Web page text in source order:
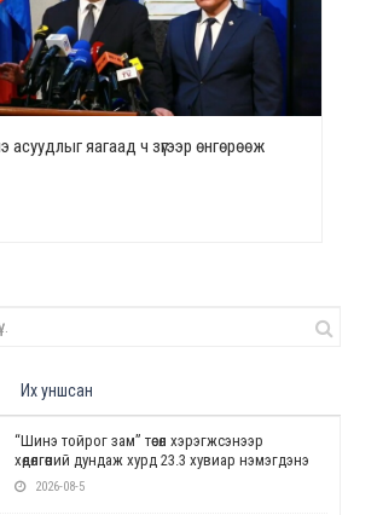
асуудлыг яагаад ч зүгээр өнгөрөөж
Их уншсан
“Шинэ тойрог зам” төсөл хэрэгжсэнээр
хөдөлгөөний дундаж хурд 23.3 хувиар нэмэгдэнэ
2026-08-5